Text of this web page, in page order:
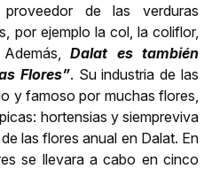
de las verduras
por ejemplo la col, la coliflor,
Dalat es también
Flores”. Su industria de las
y famoso por muchas flores,
hortensias y siempreviva
las flores anual en Dalat. En
se llevara a cabo en cinco